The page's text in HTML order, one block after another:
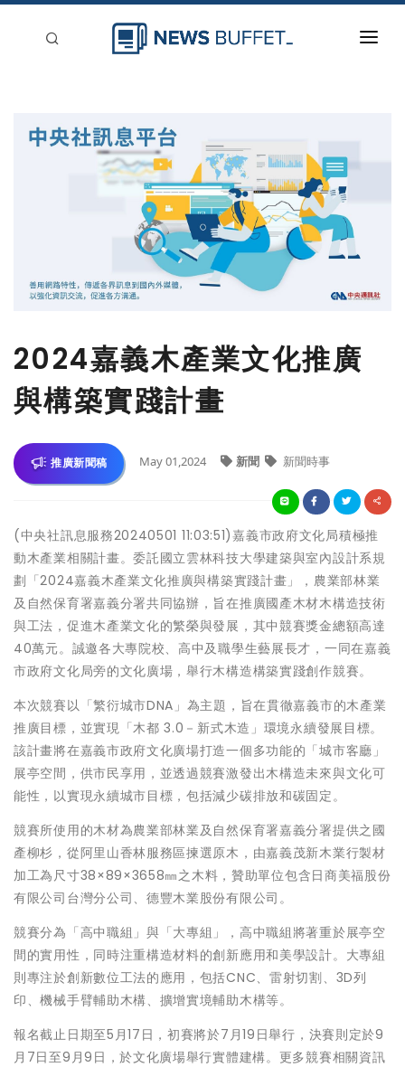
2024嘉義木產業文化推廣
與構築實踐計畫
推廣新聞稿 May 01,2024 新聞 新聞時事
(中央社訊息服務20240501 11:03:51)嘉義市政府文化局積極推
動木產業相關計畫。委託國立雲林科技大學建築與室內設計系規
劃「2024嘉義木產業文化推廣與構築實踐計畫」，農業部林業
及自然保育署嘉義分署共同協辦，旨在推廣國產木材木構造技術
與工法，促進木產業文化的繁榮與發展，其中競賽獎金總額高達
40萬元。誠邀各大專院校、高中及職學生藝展長才，一同在嘉義
市政府文化局旁的文化廣場，舉行木構造構築實踐創作競賽。
本次競賽以「繁衍城市DNA」為主題，旨在貫徹嘉義市的木產業
推廣目標，並實現「木都 3.0－新式木造」環境永續發展目標。
該計畫將在嘉義市政府文化廣場打造一個多功能的「城市客廳」
展亭空間，供市民享用，並透過競賽激發出木構造未來與文化可
能性，以實現永續城市目標，包括減少碳排放和碳固定。
競賽所使用的木材為農業部林業及自然保育署嘉義分署提供之國
產柳杉，從阿里山香林服務區揀選原木，由嘉義茂新木業行製材
加工為尺寸38×89×3658㎜之木料，贊助單位包含日商美福股份
有限公司台灣分公司、德豐木業股份有限公司。
競賽分為「高中職組」與「大專組」，高中職組將著重於展亭空
間的實用性，同時注重構造材料的創新應用和美學設計。大專組
則專注於創新數位工法的應用，包括CNC、雷射切割、3D列
印、機械手臂輔助木構、擴增實境輔助木構等。
報名截止日期至5月17日，初賽將於7月19日舉行，決賽則定於9
月7日至9月9日，於文化廣場舉行實體建構。更多競賽相關資訊